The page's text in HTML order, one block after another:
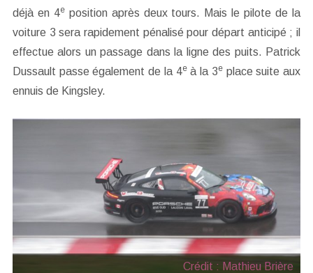
déjà en 4eposition après deux tours. Mais le pilote de la
voiture 3 sera rapidement pénalisé pour départ anticipé ; il
effectue alors un passage dans la ligne des puits. Patrick
Dussault passe également de la 4eà la 3eplace suite aux
ennuis de Kingsley.
Crédit : Mathieu Brière